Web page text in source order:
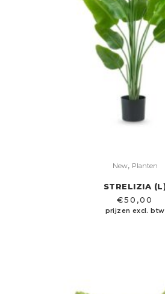
New, Planten
STRELIZIA
€50,00
prijzen excl. btw